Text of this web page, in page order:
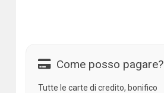
Come posso pagare?
Tutte le carte di credito, bonifico